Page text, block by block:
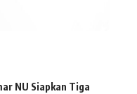
NU Siapkan Tiga